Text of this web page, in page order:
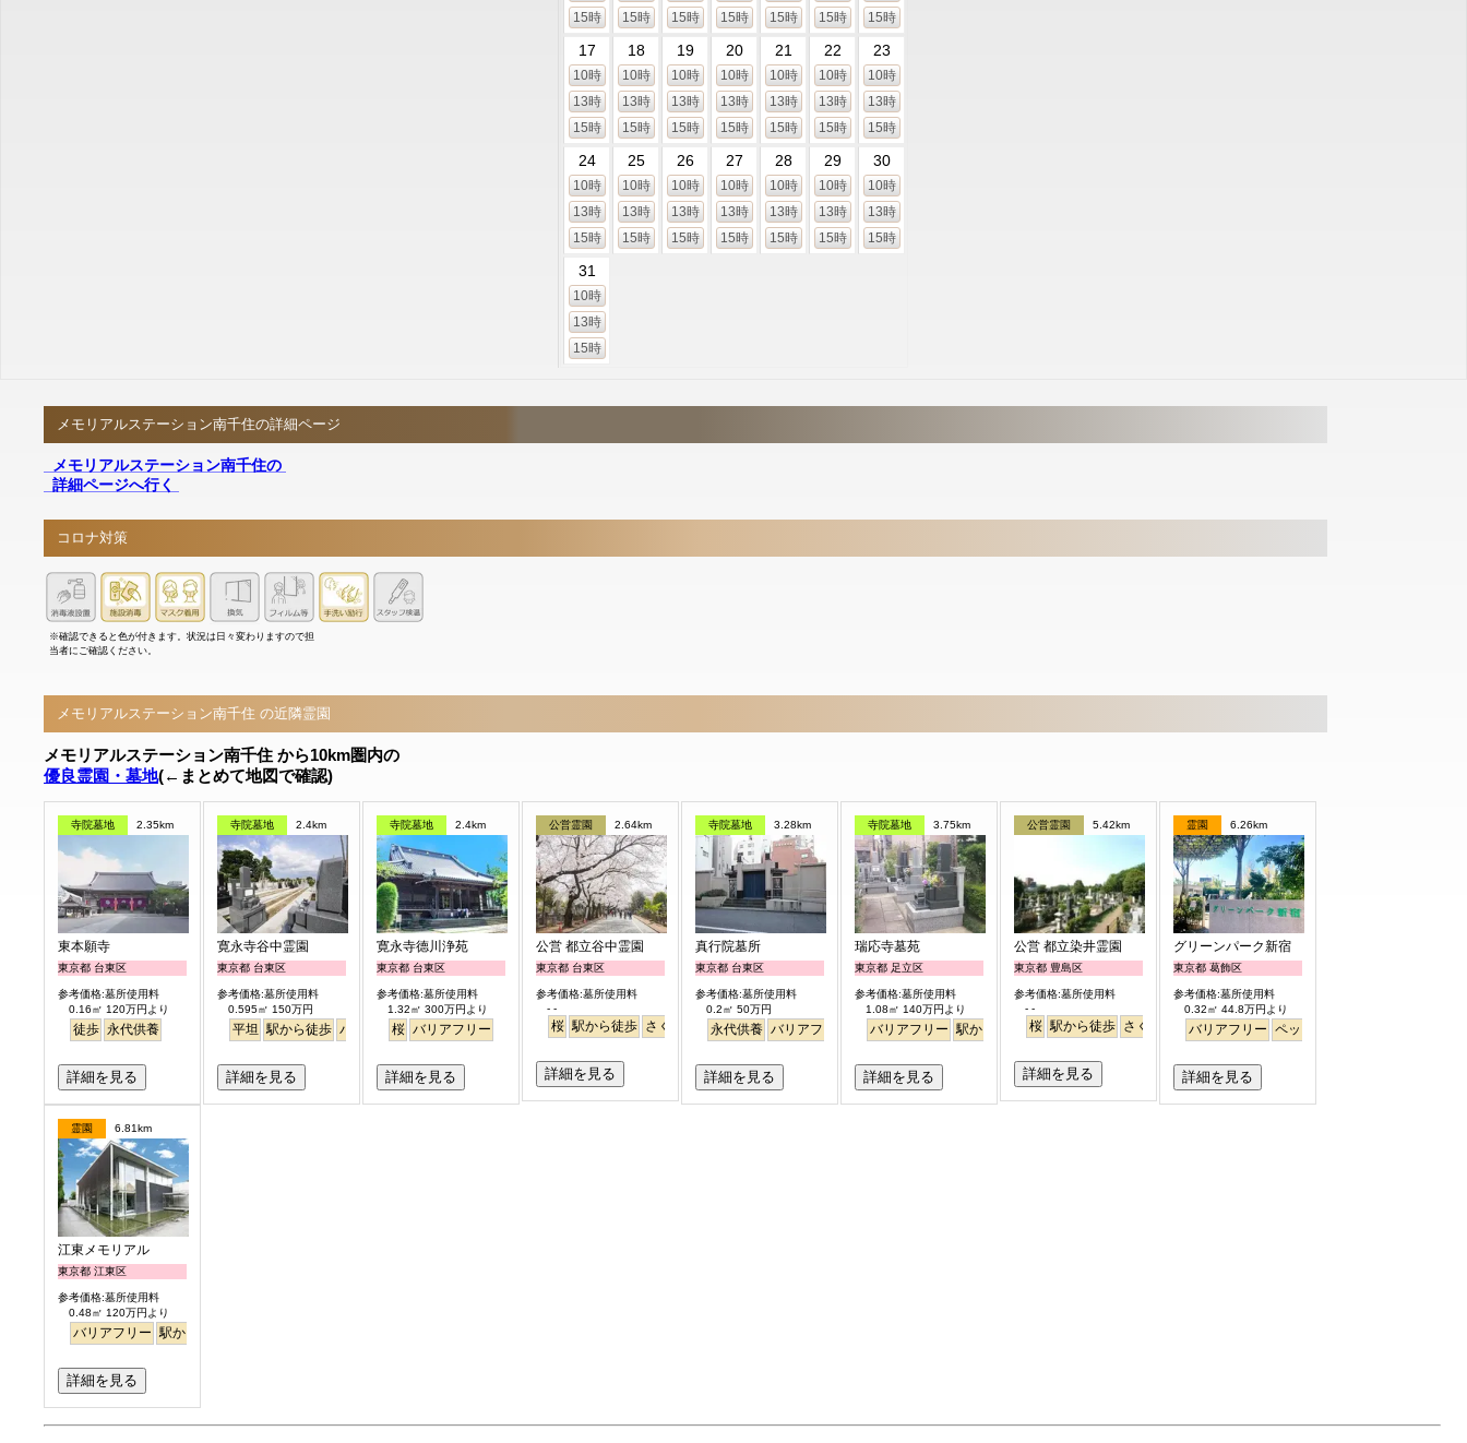
15時
15時
15時
15時
15時
15時
15時
17
10時
13時
15時
18
10時
13時
15時
19
10時
13時
15時
20
10時
13時
15時
21
10時
13時
15時
22
10時
13時
15時
23
10時
13時
15時
24
10時
13時
15時
25
10時
13時
15時
26
10時
13時
15時
27
10時
13時
15時
28
10時
13時
15時
29
10時
13時
15時
30
10時
13時
15時
31
10時
13時
15時
メモリアルステーション南千住の詳細ページ
メモリアルステーション南千住の
詳細ページへ行く
コロナ対策
※確認できると色が付きます。状況は日々変わりますので担
当者にご確認ください。
メモリアルステーション南千住 の近隣霊園
メモリアルステーション南千住 から10km圏内の
優良霊園・墓地(←まとめて地図で確認)
寺院墓地 2.35km
東本願寺
東京都 台東区
参考価格:墓所使用料
0.16㎡ 120万円より
徒歩 永代供養
詳細を見る
寺院墓地 2.4km
寛永寺谷中霊園
東京都 台東区
参考価格:墓所使用料
0.595㎡ 150万円
平坦 駅から徒歩 バリアフリー
詳細を見る
寺院墓地 2.4km
寛永寺德川浄苑
東京都 台東区
参考価格:墓所使用料
1.32㎡ 300万円より
桜 バリアフリー
詳細を見る
公営霊園 2.64km
公営 都立谷中霊園
東京都 台東区
参考価格:墓所使用料
- -
桜 駅から徒歩 さくら
詳細を見る
寺院墓地 3.28km
真行院墓所
東京都 台東区
参考価格:墓所使用料
0.2㎡ 50万円
永代供養 バリアフリー 駅から徒歩
詳細を見る
寺院墓地 3.75km
瑞応寺墓苑
東京都 足立区
参考価格:墓所使用料
1.08㎡ 140万円より
バリアフリー 駅から徒歩
詳細を見る
公営霊園 5.42km
公営 都立染井霊園
東京都 豊島区
参考価格:墓所使用料
- -
桜 駅から徒歩 さくら
詳細を見る
霊園 6.26km
グリーンパーク新宿
東京都 葛飾区
参考価格:墓所使用料
0.32㎡ 44.8万円より
バリアフリー ペット
詳細を見る
霊園 6.81km
江東メモリアル
東京都 江東区
参考価格:墓所使用料
0.48㎡ 120万円より
バリアフリー 駅から徒歩
詳細を見る